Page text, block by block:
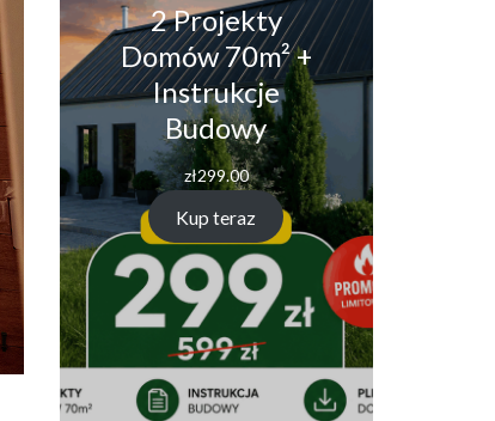
2 Projekty
Domów 70m² +
Instrukcje
Budowy
zł299.00
Kup teraz